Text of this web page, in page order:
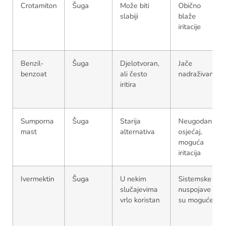
Crotamiton Šuga
Može biti
slabiji
Obično
blaže
iritacije
Benzil-
benzoat
Šuga
Djelotvoran,
ali često
iritira
Jače
nadraživanje
Sumporna
mast
Šuga
Starija
alternativa
Neugodan
osjećaj,
moguća
iritacija
Ivermektin Šuga
U nekim
slučajevima
vrlo koristan
Sistemske
nuspojave
su moguće